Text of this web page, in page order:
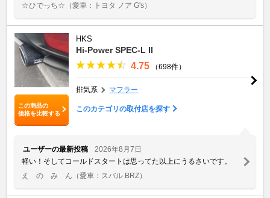
☆ひでっち☆ （愛車：トヨタ ノア G's）
この商品の
価格を比較する
HKS
Hi-Power SPEC-L II
4.75 （698件）
排気系 マフラー
このカテゴリの取付店を探す
ユーザーの最新投稿
2026年8月7日
軽い！そしてコールドスタートは思ってた以上にうるさいです。
え の み ん （愛車：スバル BRZ）